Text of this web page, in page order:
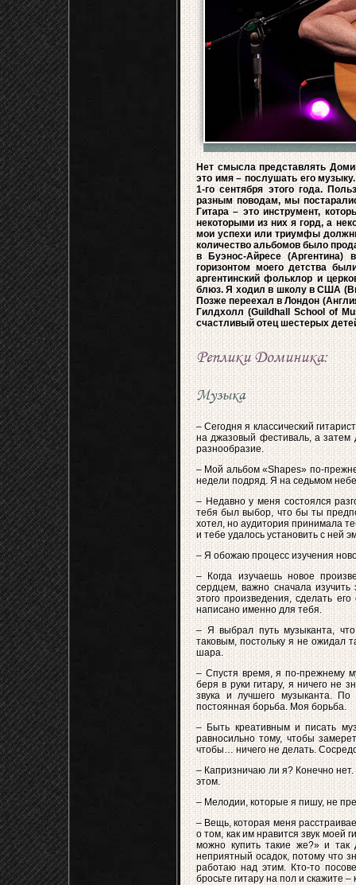
Нет смысла представлять
это имя – послушать его
1-го сентября этого года.
разным поводам, мы
Гитара – это инструмент,
некоторыми из них я горд, а
мои успехи или триумфы
количество альбомов было
в Буэнос-Айресе (Аргентина)
горизонтом моего детства
аргентинский фольклор и
блюз. Я ходил в школу в США
Позже переехал в Лондон
Гилдхолл (Guildhall School of
счастливый отец шестерых
Реплики Доминика:
Музыка
– Сегодня я классический
на джазовый фестиваль, а затем
разнообразие.
– Мой альбом «Shapes» по-
недели подряд. Я на седьмом
– Недавно у меня состоялся
тебя был выбор, что бы ты
хотел, но аудитория принимала
и тебе удалось установить с ней
– Я обожаю процесс изучения
– Когда изучаешь новое
сердцем, важно сначала
этого произведения, сделать
написано именно для тебя.
– Я выбрал путь музыканта, что
таковым, постольку я не ожидал
шара.
– Спустя время, я по-прежнему
беря в руки гитару, я ничего не
звука и лучшего музыканта.
постоянная борьба. Моя борьба.
– Быть креативным и писать
равносильно тому, чтобы
чтобы… ничего не делать.
– Капризничаю ли я? Конечно
этом.
– Мелодии, которые я пишу, не
– Вещь, которая меня
о том, как им нравится звук моей
можно купить такие же?» и так
неприятный осадок, потому что
работаю над этим. Кто-то
бросьте гитару на пол и скажите –